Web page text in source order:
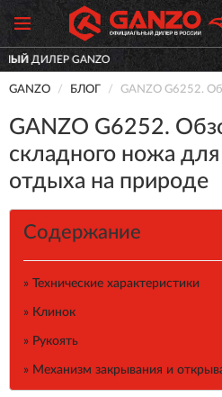
ДОСТАВИМ ПО
GANZO БЛОГ GANZO G6252.
GANZO G6252.
складного ножа
отдыха на природе
Содержание
» Технические характеристики
» Клинок
» Рукоять
» Механизм закрывания и